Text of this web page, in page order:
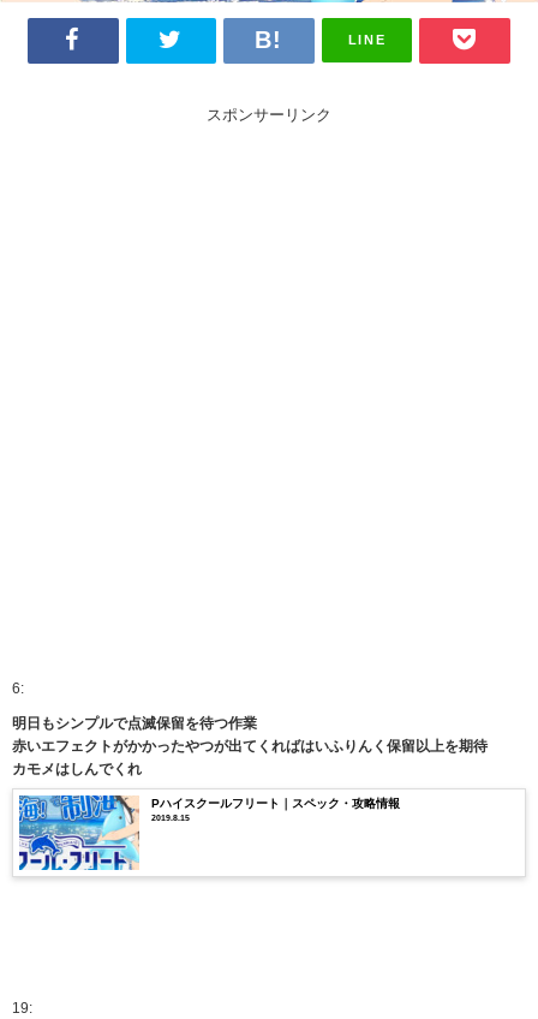
LINE
スポンサーリンク
6:
明日もシンプルで点滅保留を待つ作業
赤いエフェクトがかかったやつが出てくればはいふりんく保留以上を期待
カモメはしんでくれ
Pハイスクールフリート｜スペック・攻略情報
2019.8.15
19: